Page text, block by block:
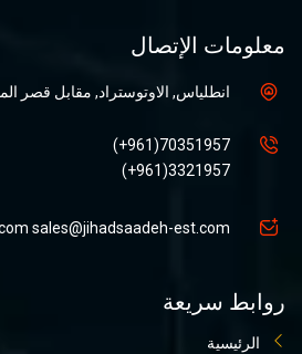
معلومات الإتصال
انطلياس, الاوتوستراد, مقابل قصر
70351957(961+)
3321957(961+)
sales@jihadsaadeh-est.com
روابط سريعة
الرئيسية